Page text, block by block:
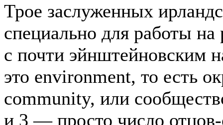
Трое заслуженных
специально для работы
с почти эйнштейновским
это environment, то есть
community, или
и 3 — просто число